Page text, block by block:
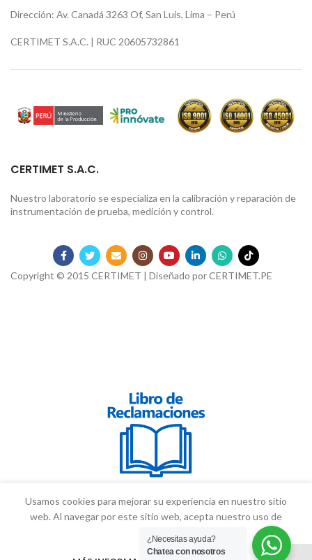
Dirección: Av. Canadá 3263 Of, San Luis, Lima – Perú
CERTIMET S.A.C. | RUC 20605732861
CERTIMET S.A.C.
Nuestro laboratorio se especializa en la calibración y reparación de
instrumentación de prueba, medición y control.
Copyright © 2015 CERTIMET | Diseñado porCERTIMET.PE
0
¿Necesitas ayuda?
Chatea con nosotros
Usamos cookies para mejorar su experiencia en nuestro sitio
web. Al navegar por este sitio web, acepta nuestro uso de